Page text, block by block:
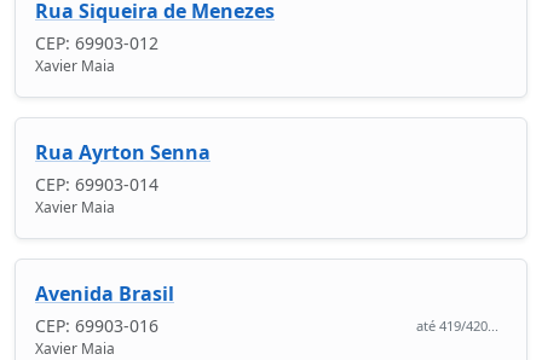
Rua Siqueira de Menezes
CEP: 69903-012
Xavier Maia
Rua Ayrton Senna
CEP: 69903-014
Xavier Maia
Avenida Brasil
CEP: 69903-016 até 419/420...
Xavier Maia